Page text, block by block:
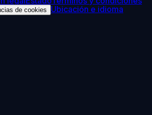
de cookies Ubicación e idioma